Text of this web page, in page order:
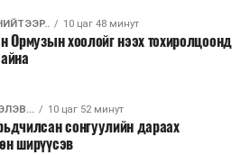
сарын 13-наас оюутнуудыг
оруулж эхэлнэ.
үйл ажиллагааны
10 цаг 48 минут
Ормузын хоолойг нээх тохиролцоонд
10 цаг 52 минут
сонгуулийн дараах
ширүүсэв